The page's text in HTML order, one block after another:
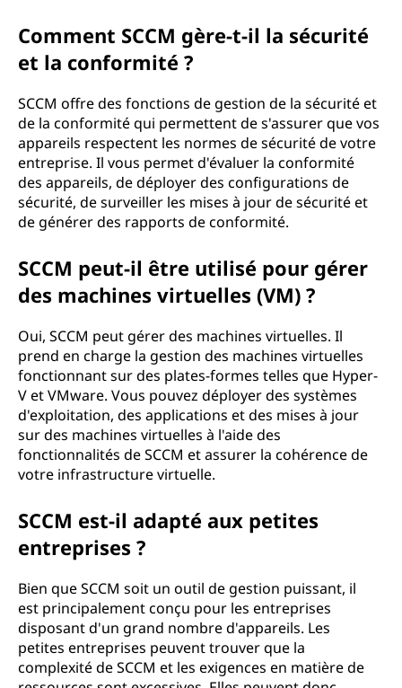
Comment SCCM gère-t-il la sécurité
et la conformité ?
SCCM offre des fonctions de gestion de la sécurité et
de la conformité qui permettent de s'assurer que vos
appareils respectent les normes de sécurité de votre
entreprise. Il vous permet d'évaluer la conformité
des appareils, de déployer des configurations de
sécurité, de surveiller les mises à jour de sécurité et
de générer des rapports de conformité.
SCCM peut-il être utilisé pour gérer
des machines virtuelles (VM) ?
Oui, SCCM peut gérer des machines virtuelles. Il
prend en charge la gestion des machines virtuelles
fonctionnant sur des plates-formes telles que Hyper-
V et VMware. Vous pouvez déployer des systèmes
d'exploitation, des applications et des mises à jour
sur des machines virtuelles à l'aide des
fonctionnalités de SCCM et assurer la cohérence de
votre infrastructure virtuelle.
SCCM est-il adapté aux petites
entreprises ?
Bien que SCCM soit un outil de gestion puissant, il
est principalement conçu pour les entreprises
disposant d'un grand nombre d'appareils. Les
petites entreprises peuvent trouver que la
complexité de SCCM et les exigences en matière de